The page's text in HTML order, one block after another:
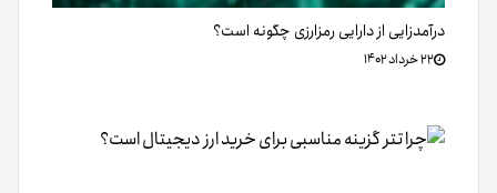
درآمدزایی از دارایی رمزارزی چگونه است؟
۲۲ خرداد ۱۴۰۲